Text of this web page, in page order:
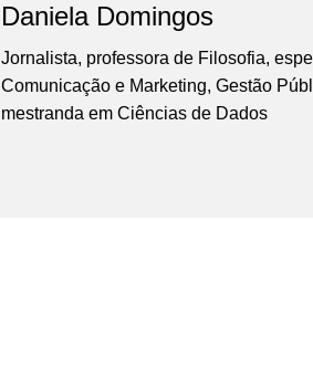
Daniela Domingos
Jornalista, professora de Filosofia,
Comunicação e Marketing, Gestão
mestranda em Ciências de Dados